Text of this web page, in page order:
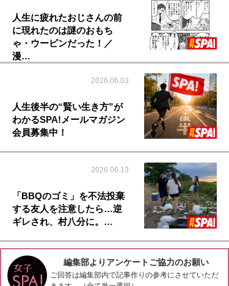
人生に疲れたおじさんの前
に現れたのは謎のおもち
ゃ・ウーピンだった！／
漫…
2026.06.03
人生後半の“賢い生き方”が
わかるSPA!メールマガジン
会員募集中！
2026.06.13
「BBQのゴミ」を不法投棄
する友人を注意したら…逆
ギレされ、村八分に。…